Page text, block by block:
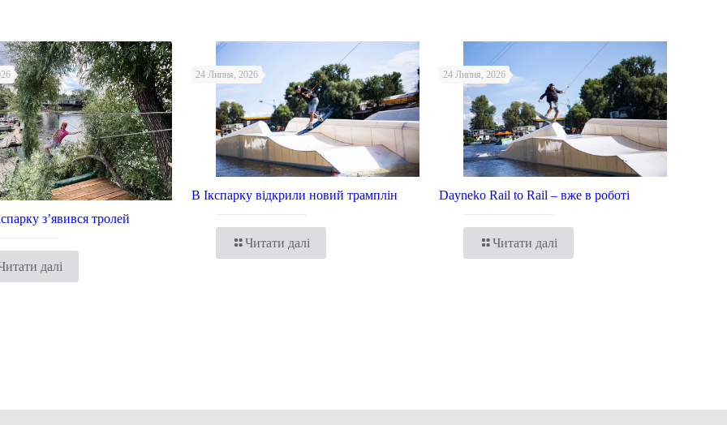
з’явився тролей
далі
24 Липня, 2026
В Ікспарку відкрили новий трамплін
Читати далі
24 Липня, 2026
Dayneko Rail to Rail – вже в роботі
Читати далі